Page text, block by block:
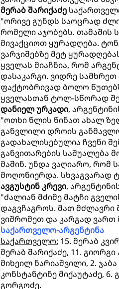
მერაბ შარიქაძე
"ორივე გუნდს საოცრად
რომელი აჯობებს. თამაშის
მივაქციოთ ყურადღება.
ვარჯიშებზე მეტ
ყველას მიაჩნია, რომ
დასაკარგი. ვიდრე სამხრეთ
ფაქტობრივად ბოლო
ყველასთან ტოლ-სწორად
დანიელ ურკადი,
"ოთხი წლის წინათ ახალ
განვლილი დროის
გადახალისებულია ჩვენი
განვითარების საშუალება
მაშინ. უნდა ვაღიარო, რომ
მოღონიერდა. სხვაგვარად
ავგუსტინ კრევი,
"ძალიან მძიმე მატჩი
დაგვჩაგროს. მათ მძლავრი
ვიშრომეთ და კარგად ვართ
საქართველო-არგენტინა
საქართველო: 15. მერაბ
მერაბ შარიქაძე, 11.
მიხეილ ნარიაშვილი, 2.
კონსტანტინე მიქაუტაძე,
გორგოძე.